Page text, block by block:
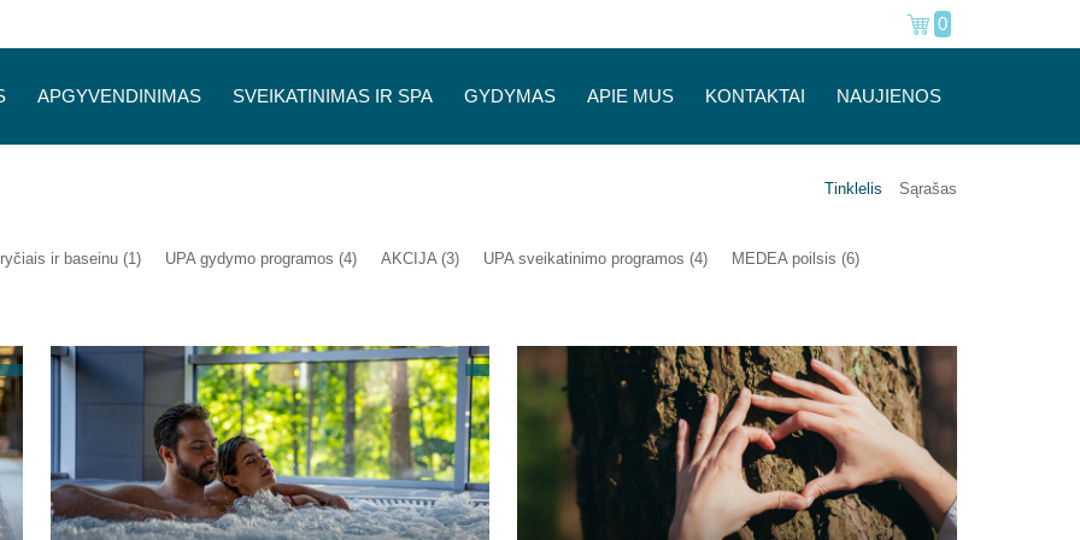
0
APGYVENDINIMAS SVEIKATINIMAS IR SPA GYDYMAS APIE MUS KONTAKTAI NAUJIENOS
Tinklelis Sąrašas
ir baseinu (1) UPA gydymo programos (4) AKCIJA (3) UPA sveikatinimo programos (4) MEDEA poilsis (6)